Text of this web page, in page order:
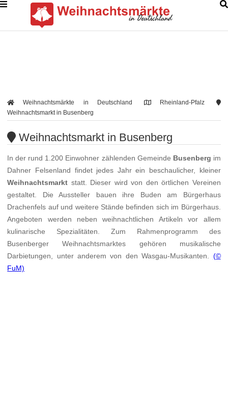
Weihnachtsmärkte in Deutschland
Rheinland-Pfalz
Weihnachtsmarkt in Busenberg
Weihnachtsmarkt in Busenberg
In der rund 1.200 Einwohner zählenden Gemeinde Busenberg im
Dahner Felsenland findet jedes Jahr ein beschaulicher, kleiner
Weihnachtsmarkt statt. Dieser wird von den örtlichen Vereinen
gestaltet. Die Aussteller bauen ihre Buden am Bürgerhaus
Drachenfels auf und weitere Stände befinden sich im Bürgerhaus.
Angeboten werden neben weihnachtlichen Artikeln vor allem
kulinarische Spezialitäten. Zum Rahmenprogramm des
Busenberger Weihnachtsmarktes gehören musikalische
Darbietungen, unter anderem von den Wasgau-Musikanten. (©
FuM)